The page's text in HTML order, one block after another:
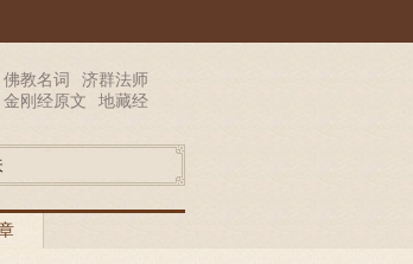
佛教名词
济群法师
金刚经原文 地藏经